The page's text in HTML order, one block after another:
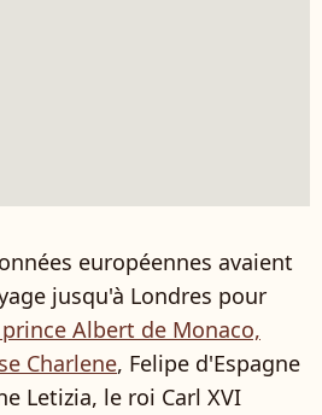
européennes avaient
jusqu'à Londres pour
Albert de Monaco,
Charlene, Felipe d'Espagne
Letizia, le roi Carl XVI